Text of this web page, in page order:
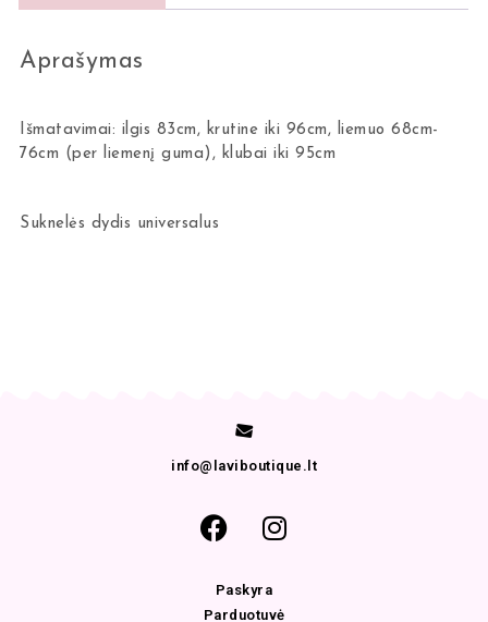
Aprašymas
Išmatavimai: ilgis 83cm, krutine iki 96cm, liemuo 68cm-
76cm (per liemenį guma), klubai iki 95cm
Suknelės dydis universalus
info@laviboutique.lt
Paskyra
Parduotuvė